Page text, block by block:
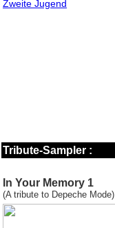
Zweite Jugend
Tribute-Sampler :
In Your Memory 1
(A tribute to Depeche Mode)